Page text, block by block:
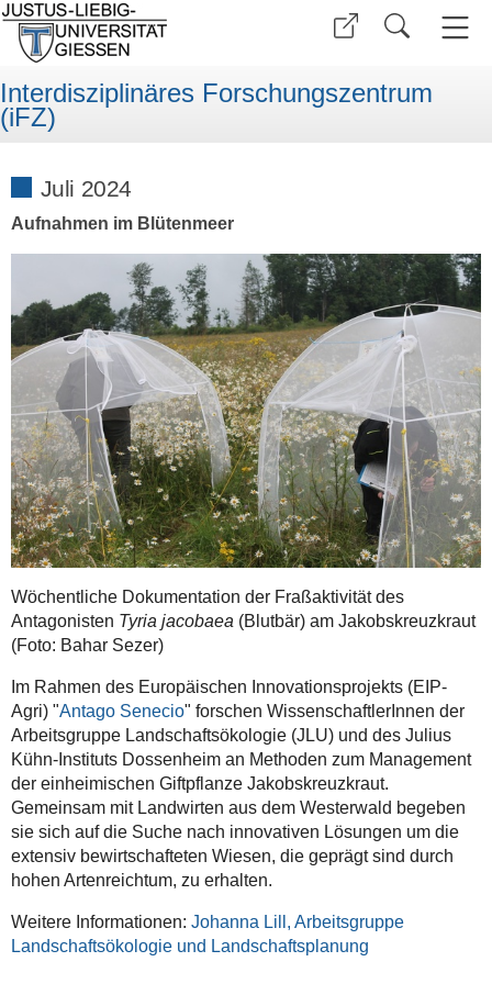
Interdisziplinäres Forschungszentrum
(iFZ)
Juli 2024
Aufnahmen im Blütenmeer
Wöchentliche Dokumentation der Fraßaktivität des
Antagonisten Tyria jacobaea (Blutbär) am Jakobskreuzkraut
(Foto: Bahar Sezer)
Im Rahmen des Europäischen Innovationsprojekts (EIP-
Agri) "Antago Senecio" forschen WissenschaftlerInnen der
Arbeitsgruppe Landschaftsökologie (JLU) und des Julius
Kühn-Instituts Dossenheim an Methoden zum Management
der einheimischen Giftpflanze Jakobskreuzkraut.
Gemeinsam mit Landwirten aus dem Westerwald begeben
sie sich auf die Suche nach innovativen Lösungen um die
extensiv bewirtschafteten Wiesen, die geprägt sind durch
hohen Artenreichtum, zu erhalten.
Weitere Informationen: Johanna Lill, Arbeitsgruppe
Landschaftsökologie und Landschaftsplanung